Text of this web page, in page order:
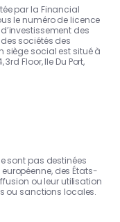
par la Financial
le numéro de licence
des
sociétés des
siège social est situé à
Floor, Ile Du Port,
sont pas destinées
des États-
ou leur utilisation
ou sanctions locales.